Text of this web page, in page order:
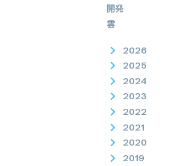
開発
雲
2026
2025
2024
2023
2022
2021
2020
2019